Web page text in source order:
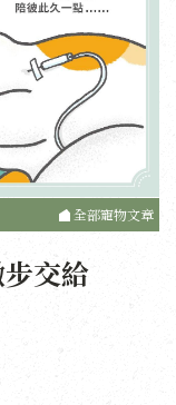
全部寵物文章
交給